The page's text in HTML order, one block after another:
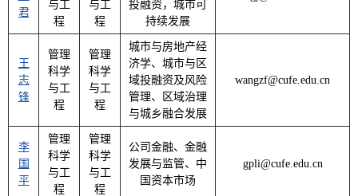
君
与工
程
与工
程
投融资，城市可
持续发展
王
志
锋
管理
科学
与工
程
管理
科学
与工
程
城市与房地产经
济学、城市与区
域投融资及风险
管理、区域治理
与城乡融合发展
wangzf@cufe.edu.cn
李
国
平
管理
科学
与工
程
管理
科学
与工
程
公司金融、金融
发展与监管、中
国资本市场
gpli@cufe.edu.cn